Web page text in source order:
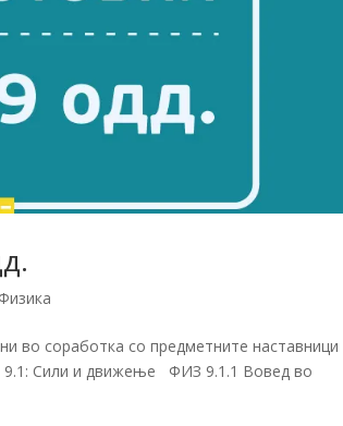
Физика
во соработка со предметните наставници
9.1: Сили и движење ФИЗ 9.1.1 Вовед во